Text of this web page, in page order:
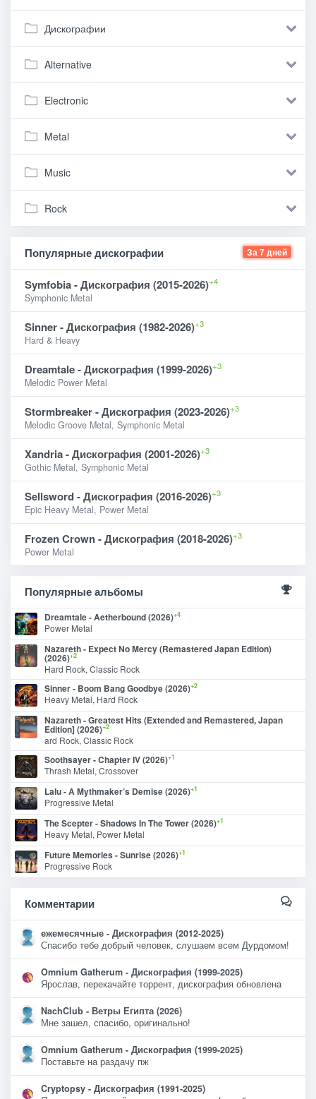
Дискографии
Alternative
Electronic
Metal
Music
Rock
Популярные дискографии За 7 дней
Symfobia - Дискография (2015-2026)+4
Symphonic Metal
Sinner - Дискография (1982-2026)+3
Hard & Heavy
Dreamtale - Дискография (1999-2026)+3
Melodic Power Metal
Stormbreaker - Дискография (2023-2026)+3
Melodic Groove Metal, Symphonic Metal
Xandria - Дискография (2001-2026)+3
Gothic Metal, Symphonic Metal
Sellsword - Дискография (2016-2026)+3
Epic Heavy Metal, Power Metal
Frozen Crown - Дискография (2018-2026)+3
Power Metal
Популярные альбомы
Dreamtale - Aetherbound (2026)+4
Power Metal
Nazareth - Expect No Mercy (Remastered Japan Edition)
(2026)+2
Hard Rock, Classic Rock
Sinner - Boom Bang Goodbye (2026)+2
Heavy Metal, Hard Rock
Nazareth - Greatest Hits (Extended and Remastered, Japan
Edition] (2026)+2
ard Rock, Classic Rock
Soothsayer - Chapter IV (2026)+1
Thrash Metal, Crossover
Lalu - A Mythmaker’s Demise (2026)+1
Progressive Metal
The Scepter - Shadows In The Tower (2026)+1
Heavy Metal, Power Metal
Future Memories - Sunrise (2026)+1
Progressive Rock
Комментарии
ежемесячные - Дискография (2012-2025)
Спасибо тебе добрый человек, слушаем всем Дурдомом!
Omnium Gatherum - Дискография (1999-2025)
Ярослав, перекачайте торрент, дискография обновлена
NachClub - Ветры Египта (2026)
Мне зашел, спасибо, оригинально!
Omnium Gatherum - Дискография (1999-2025)
Поставьте на раздачу пж
Cryptopsy - Дискография (1991-2025)